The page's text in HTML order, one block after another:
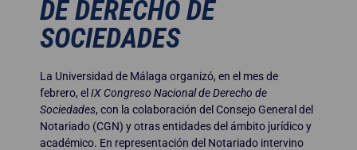
DE DERECHO DE
SOCIEDADES
La Universidad de Málaga organizó, en el mes de
febrero, elIX Congreso Nacional de Derecho de
Sociedades, con la colaboración del Consejo General del
Notariado (CGN) y otras entidades del ámbito jurídico y
académico. En representación del Notariado intervino